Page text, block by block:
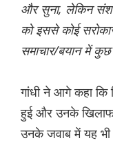
और सुना, लेकिन
को इससे कोई
समाचार/बयान में
गांधी ने आगे कहा कि
हुई और उनके खिलाफ
उनके जवाब में यह भी